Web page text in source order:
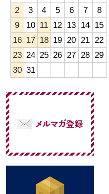
2
3 4 5 6 7
8
9
10 11 12 13 14 15
16 17 18 19 20 21 22
23 24 25 26 27 28 29
30 31